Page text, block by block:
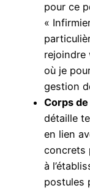
pour ce
«
rejoindre
où je
gestion
Corps
détaille
en lien
concrets
à
postules